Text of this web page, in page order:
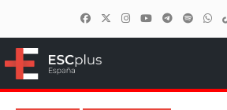
ESCplus España